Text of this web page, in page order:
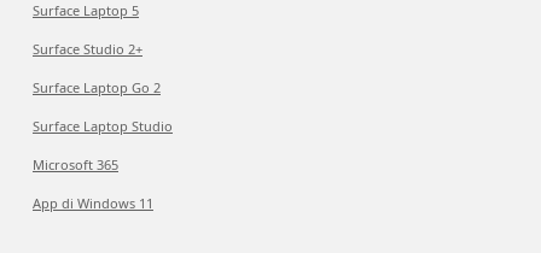
Surface Laptop 5
Surface Studio 2+
Surface Laptop Go 2
Surface Laptop Studio
Microsoft 365
App di Windows 11